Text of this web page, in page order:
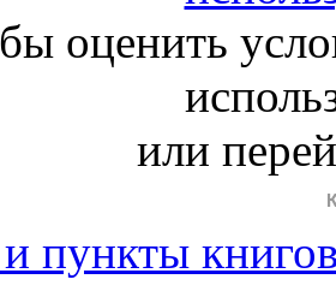
оценить
или
пункты